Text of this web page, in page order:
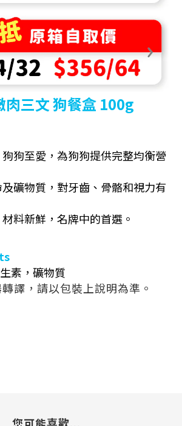
三文狗餐盒 100g
狗至愛，為狗狗提供完整均衡營
礦物質，對牙齒、骨骼和視力有
料新鮮，名牌中的首選。
素，礦物質
譯，請以包裝上說明為準。